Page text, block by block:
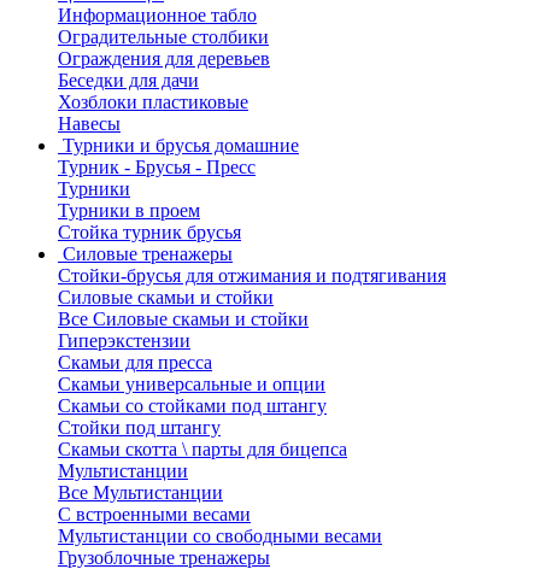
Информационное табло
Оградительные столбики
Ограждения для деревьев
Беседки для дачи
Хозблоки пластиковые
Навесы
Турники и брусья домашние
Турник - Брусья - Пресс
Турники
Турники в проем
Стойка турник брусья
Силовые тренажеры
Стойки-брусья для отжимания и подтягивания
Силовые скамьи и стойки
Все Силовые скамьи и стойки
Гиперэкстензии
Скамьи для пресса
Скамьи универсальные и опции
Скамьи со стойками под штангу
Стойки под штангу
Скамьи скотта \ парты для бицепса
Мультистанции
Все Мультистанции
С встроенными весами
Мультистанции со свободными весами
Грузоблочные тренажеры